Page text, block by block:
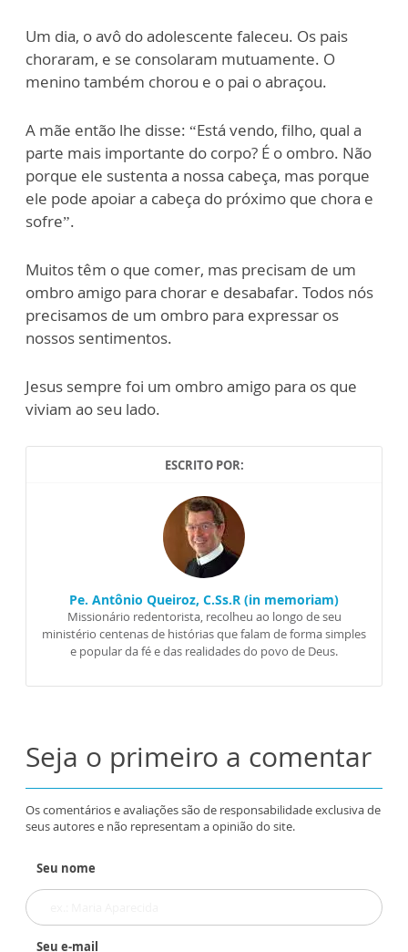
Um dia, o avô do adolescente faleceu. Os pais
choraram, e se consolaram mutuamente. O
menino também chorou e o pai o abraçou.
A mãe então lhe disse: “Está vendo, filho, qual a
parte mais importante do corpo? É o ombro. Não
porque ele sustenta a nossa cabeça, mas porque
ele pode apoiar a cabeça do próximo que chora e
sofre”.
Muitos têm o que comer, mas precisam de um
ombro amigo para chorar e desabafar. Todos nós
precisamos de um ombro para expressar os
nossos sentimentos.
Jesus sempre foi um ombro amigo para os que
viviam ao seu lado.
ESCRITO POR:
Pe. Antônio Queiroz, C.Ss.R (in memoriam)
Missionário redentorista, recolheu ao longo de seu
ministério centenas de histórias que falam de forma simples
e popular da fé e das realidades do povo de Deus.
Seja o primeiro a comentar
Os comentários e avaliações são de responsabilidade exclusiva de
seus autores e não representam a opinião do site.
Seu nome
Seu e-mail